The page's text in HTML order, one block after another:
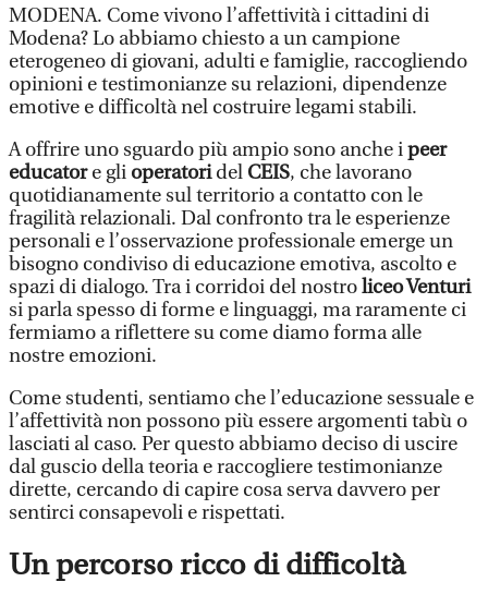
MODENA. Come vivono l’affettività i cittadini di
Modena? Lo abbiamo chiesto a un campione
eterogeneo di giovani, adulti e famiglie, raccogliendo
opinioni e testimonianze su relazioni, dipendenze
emotive e difficoltà nel costruire legami stabili.
A offrire uno sguardo più ampio sono anche ipeer
educatore gli operatoridel CEIS, che lavorano
quotidianamente sul territorio a contatto con le
fragilità relazionali. Dal confronto tra le esperienze
personali e l’osservazione professionale emerge un
bisogno condiviso di educazione emotiva, ascolto e
spazi di dialogo. Tra i corridoi del nostroliceo Venturi
si parla spesso di forme e linguaggi, ma raramente ci
fermiamo a riflettere su come diamo forma alle
nostre emozioni.
Come studenti, sentiamo che l’educazione sessuale e
l’affettività non possono più essere argomenti tabù o
lasciati al caso. Per questo abbiamo deciso di uscire
dal guscio della teoria e raccogliere testimonianze
dirette, cercando di capire cosa serva davvero per
sentirci consapevoli e rispettati.
Un percorso ricco di difficoltà